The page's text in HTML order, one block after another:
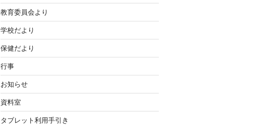
教育委員会より
学校だより
保健だより
行事
お知らせ
資料室
タブレット利用手引き